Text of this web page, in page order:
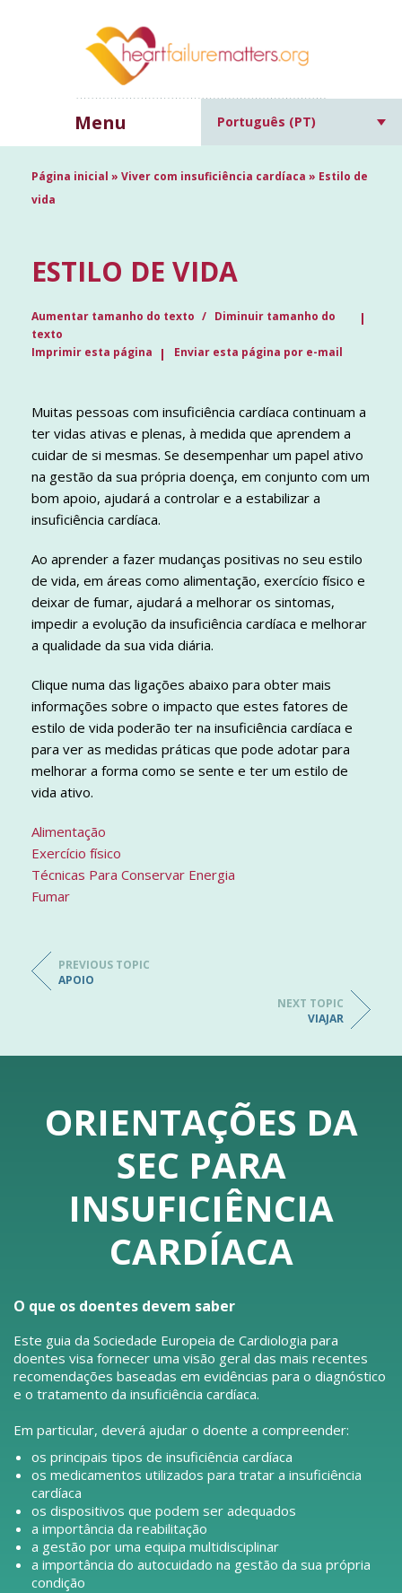
Menu Português (PT)
Página inicial » Viver com insuficiência cardíaca » Estilo de
vida
ESTILO DE VIDA
Aumentar tamanho do texto
Diminuir tamanho do
texto
Imprimir esta página
Enviar esta página por e-mail
Muitas pessoas com insuficiência cardíaca continuam a
ter vidas ativas e plenas, à medida que aprendem a
cuidar de si mesmas. Se desempenhar um papel ativo
na gestão da sua própria doença, em conjunto com um
bom apoio, ajudará a controlar e a estabilizar a
insuficiência cardíaca.
Ao aprender a fazer mudanças positivas no seu estilo
de vida, em áreas como alimentação, exercício físico e
deixar de fumar, ajudará a melhorar os sintomas,
impedir a evolução da insuficiência cardíaca e melhorar
a qualidade da sua vida diária.
Clique numa das ligações abaixo para obter mais
informações sobre o impacto que estes fatores de
estilo de vida poderão ter na insuficiência cardíaca e
para ver as medidas práticas que pode adotar para
melhorar a forma como se sente e ter um estilo de
vida ativo.
Alimentação
Exercício físico
Técnicas Para Conservar Energia
Fumar
PREVIOUS TOPIC
APOIO
NEXT TOPIC
VIAJAR
ORIENTAÇÕES DA
SEC PARA
INSUFICIÊNCIA
CARDÍACA
O que os doentes devem saber
Este guia da Sociedade Europeia de Cardiologia para
doentes visa fornecer uma visão geral das mais recentes
recomendações baseadas em evidências para o diagnóstico
e o tratamento da insuficiência cardíaca.
Em particular, deverá ajudar o doente a compreender:
os principais tipos de insuficiência cardíaca
os medicamentos utilizados para tratar a insuficiência
cardíaca
os dispositivos que podem ser adequados
a importância da reabilitação
a gestão por uma equipa multidisciplinar
a importância do autocuidado na gestão da sua própria
condição